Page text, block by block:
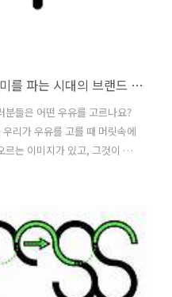
의미의 발견 후기 - 스펙보다 의미를 파는 시대의 브랜드 마케팅 전략
분들은 어떤 우유를 고르나요?
리가 우유를 고를 때 머릿속에
르는 이미지가 있고, 그것이 뇌
소비자들은 스펙만 좋다고 구
나에게 어떤 의미를 주는지도
복잡해지는 이 상황에 어떻게
브 디렉터는 오늘의 추천 도서인
과연 무엇이고, 의미를 파는
힌트를 제시합니다. 그리고 이를